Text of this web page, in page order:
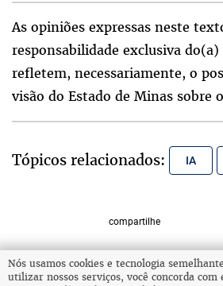
As opiniões expressas neste
responsabilidade exclusiva
refletem, necessariamente, o
visão do Estado de Minas sobre
Tópicos relacionados: IA
compartilhe
Nós usamos cookies e tecnologia
utilizar nossos serviços, você concorda com